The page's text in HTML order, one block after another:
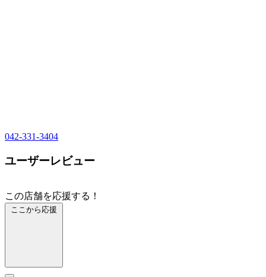
042-331-3404
ユーザーレビュー
この店舗を応援する！
ここから応援